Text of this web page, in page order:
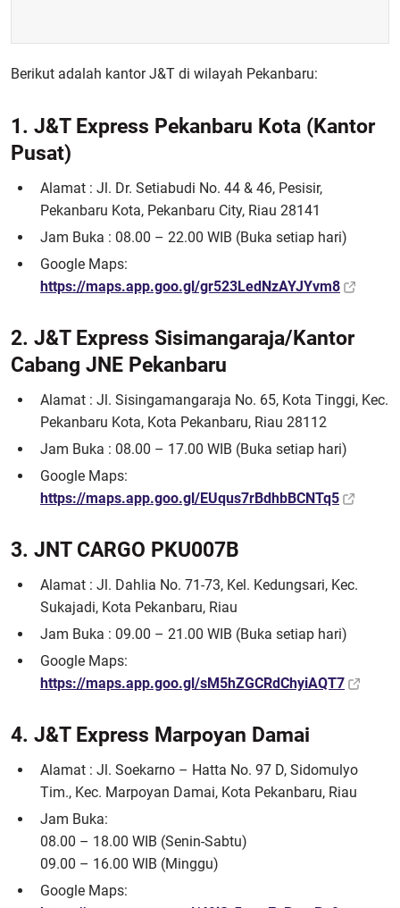
Berikut adalah kantor J&T di wilayah Pekanbaru:
1. J&T Express Pekanbaru Kota (Kantor
Pusat)
Alamat : Jl. Dr. Setiabudi No. 44 & 46, Pesisir,
Pekanbaru Kota, Pekanbaru City, Riau 28141
Jam Buka : 08.00 – 22.00 WIB (Buka setiap hari)
Google Maps:
https://maps.app.goo.gl/gr523LedNzAYJYvm8
2. J&T Express Sisimangaraja/Kantor
Cabang JNE Pekanbaru
Alamat : Jl. Sisingamangaraja No. 65, Kota Tinggi, Kec.
Pekanbaru Kota, Kota Pekanbaru, Riau 28112
Jam Buka : 08.00 – 17.00 WIB (Buka setiap hari)
Google Maps:
https://maps.app.goo.gl/EUqus7rBdhbBCNTq5
3. JNT CARGO PKU007B
Alamat : Jl. Dahlia No. 71-73, Kel. Kedungsari, Kec.
Sukajadi, Kota Pekanbaru, Riau
Jam Buka : 09.00 – 21.00 WIB (Buka setiap hari)
Google Maps:
https://maps.app.goo.gl/sM5hZGCRdChyiAQT7
4. J&T Express Marpoyan Damai
Alamat : Jl. Soekarno – Hatta No. 97 D, Sidomulyo
Tim., Kec. Marpoyan Damai, Kota Pekanbaru, Riau
Jam Buka:
08.00 – 18.00 WIB (Senin-Sabtu)
09.00 – 16.00 WIB (Minggu)
Google Maps: